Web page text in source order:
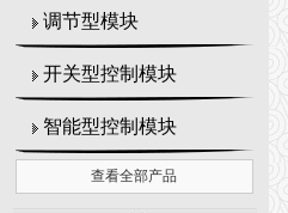
调节型模块
开关型控制模块
智能型控制模块
查看全部产品